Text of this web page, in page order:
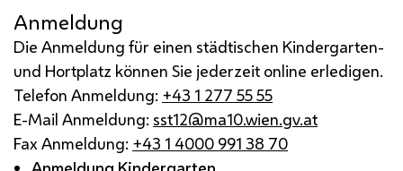
Anmeldung
Die Anmeldung für einen städtischen Kindergarten-
und Hortplatz können Sie jederzeit online erledigen.
Telefon Anmeldung: +43 1 277 55 55
E-Mail Anmeldung: sst12@ma10.wien.gv.at
Fax Anmeldung: +43 1 4000 991 38 70